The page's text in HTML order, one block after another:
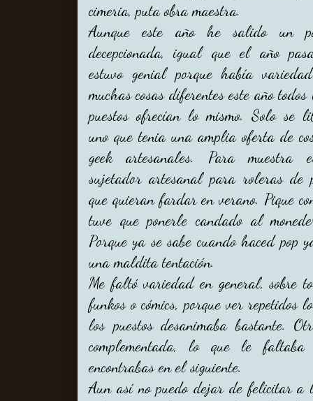
cimeria, puta obra maestra.
Aunque este año he salido un
decepcionada, igual que el año
estuvo genial porque había
muchas cosas diferentes este año todos
puestos ofrecían lo mismo. Solo se
uno que tenia una amplia oferta de
geek artesanales. Para muestra
sujetador artesanal para roleras de
que quieran fardar en verano. Pique
tuve que ponerle candado al
Porque ya se sabe cuando haced pop
una maldita tentación.
Me faltó variedad en general, sobre
funkos o cómics, porque ver repetidos
los puestos desanimaba bastante.
complementada, lo que le
encontrabas en el siguiente.
Aun así no puedo dejar de felicitar a